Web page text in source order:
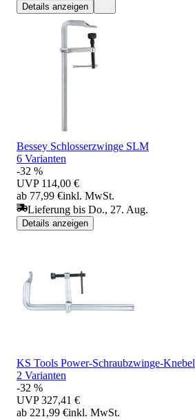
Details anzeigen
Bessey Schlosserzwinge SLM
6 Varianten
-32 %
UVP 114,00 €
ab 77,99 €inkl. MwSt.
Lieferung bis Do., 27. Aug.
Details anzeigen
KS Tools Power-Schraubzwinge-Knebel
2 Varianten
-32 %
UVP 327,41 €
ab 221,99 €inkl. MwSt.